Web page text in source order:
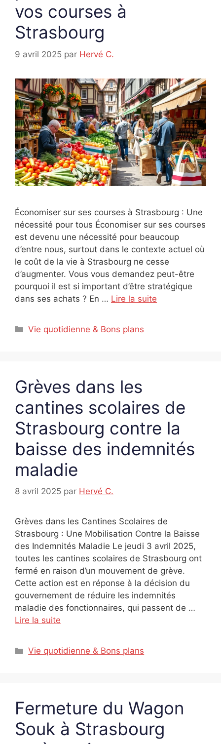
vos courses à
Strasbourg
9 avril 2025 par Hervé C.
Économiser sur ses courses à Strasbourg : Une
nécessité pour tous Économiser sur ses courses
est devenu une nécessité pour beaucoup
d’entre nous, surtout dans le contexte actuel où
le coût de la vie à Strasbourg ne cesse
d’augmenter. Vous vous demandez peut-être
pourquoi il est si important d’être stratégique
dans ses achats ? En … Lire la suite
Catégories
Vie quotidienne & Bons plans
Grèves dans les
cantines scolaires de
Strasbourg contre la
baisse des indemnités
maladie
8 avril 2025 par Hervé C.
Grèves dans les Cantines Scolaires de
Strasbourg : Une Mobilisation Contre la Baisse
des Indemnités Maladie Le jeudi 3 avril 2025,
toutes les cantines scolaires de Strasbourg ont
fermé en raison d’un mouvement de grève.
Cette action est en réponse à la décision du
gouvernement de réduire les indemnités
maladie des fonctionnaires, qui passent de …
Lire la suite
Catégories
Vie quotidienne & Bons plans
Fermeture du Wagon
Souk à Strasbourg